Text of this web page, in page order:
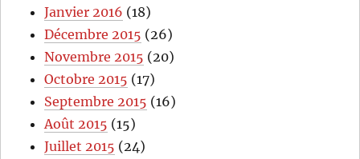
Janvier 2016 (18)
Décembre 2015 (26)
Novembre 2015 (20)
Octobre 2015 (17)
Septembre 2015 (16)
Août 2015 (15)
Juillet 2015 (24)